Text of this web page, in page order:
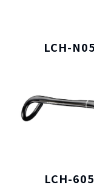
LCH-
LCH-